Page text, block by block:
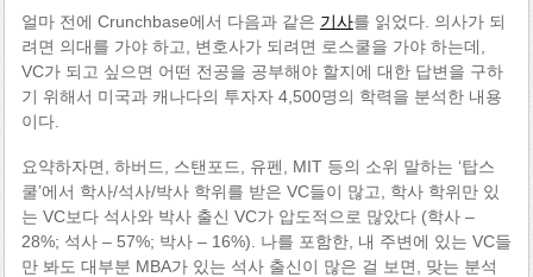
얼마 전에 Crunchbase에서 다음과 같은 기사를 읽었다. 의사가 되
려면 의대를 가야 하고, 변호사가 되려면 로스쿨을 가야 하는데,
VC가 되고 싶으면 어떤 전공을 공부해야 할지에 대한 답변을 구하
기 위해서 미국과 캐나다의 투자자 4,500명의 학력을 분석한 내용
이다.
요약하자면, 하버드, 스탠포드, 유펜, MIT 등의 소위 말하는 ‘탑스
쿨’에서 학사/석사/박사 학위를 받은 VC들이 많고, 학사 학위만 있
는 VC보다 석사와 박사 출신 VC가 압도적으로 많았다 (학사 –
28%; 석사 – 57%; 박사 – 16%). 나를 포함한, 내 주변에 있는 VC들
만 봐도 대부분 MBA가 있는 석사 출신이 많은 걸 보면, 맞는 분석